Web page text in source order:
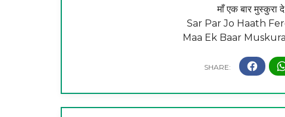
माँ एक बार मुस्कुरा
Sar Par Jo Haath
Maa Ek Baar